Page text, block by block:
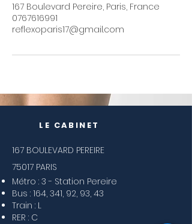
167 Boulevard Pereire, Paris, France
0767616991
reflexoparis17@gmail.com
LE CABINET
167 BOULEVARD PEREIRE
75017 PARIS
Métro : 3 - Station Pereire
Bus : 164, 341, 92, 93, 43
Train : L
RER : C